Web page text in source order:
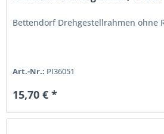
Bettendorf Drehgestellrahmen ohne
Art.-Nr.: PI36051
15,70 € *